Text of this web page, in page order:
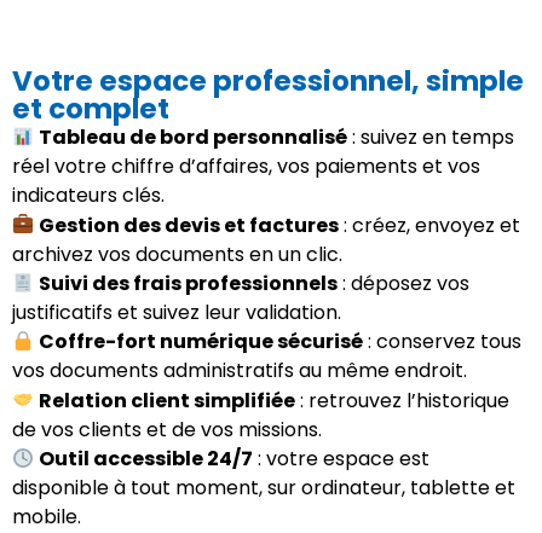
Votre espace professionnel, simple
et complet
Tableau de bord personnalisé: suivez en temps
réel votre chiffre d’affaires, vos paiements et vos
indicateurs clés.
Gestion des devis et factures: créez, envoyez et
archivez vos documents en un clic.
Suivi des frais professionnels: déposez vos
justificatifs et suivez leur validation.
Coffre-fort numérique sécurisé: conservez tous
vos documents administratifs au même endroit.
Relation client simplifiée: retrouvez l’historique
de vos clients et de vos missions.
Outil accessible 24/7 : votre espace est
disponible à tout moment, sur ordinateur, tablette et
mobile.